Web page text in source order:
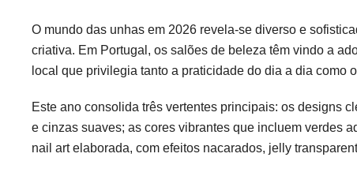
O mundo das unhas em 2026 revela-se diverso e
criativa. Em Portugal, os salões de beleza têm vindo a
local que privilegia tanto a praticidade do dia a dia como
Este ano consolida três vertentes principais: os designs
e cinzas suaves; as cores vibrantes que incluem verdes
nail art elaborada, com efeitos nacarados, jelly